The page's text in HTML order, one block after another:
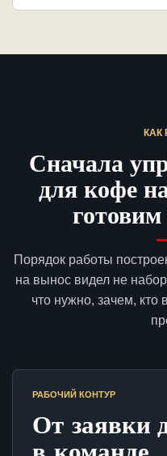
КАК
Сначала
для кофе
Порядок работы
на вынос видел не
что нужно, зачем, кто
РАБОЧИЙ КОНТУР
От заявки